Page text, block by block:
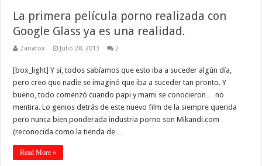
La primera película porno realizada con
Google Glass ya es una realidad.
Zanatox Julio 28, 2013 2
[box_light] Y sí, todos sabíamos que esto iba a suceder algún día,
pero creo que nadie se imaginó que iba a suceder tan pronto. Y
bueno, todo comenzó cuando papi y mami se conocieron… no
mentira. Lo genios detrás de este nuevo film de la siempre querida
pero nunca bien ponderada industria porno son Mikandi.com
(reconocida como la tienda de …
Read More »